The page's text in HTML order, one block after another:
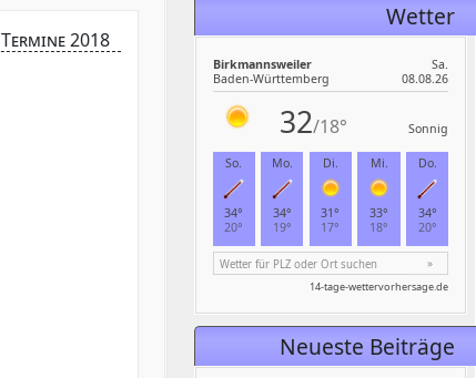
Wetter
Neueste Beiträge
Termine 2018